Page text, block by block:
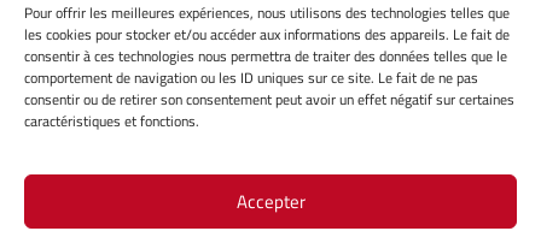
Pour offrir les meilleures expériences, nous utilisons des technologies telles que
les cookies pour stocker et/ou accéder aux informations des appareils. Le fait de
consentir à ces technologies nous permettra de traiter des données telles que le
comportement de navigation ou les ID uniques sur ce site. Le fait de ne pas
consentir ou de retirer son consentement peut avoir un effet négatif sur certaines
caractéristiques et fonctions.
Accepter
INFORMATIONS LÉGALES
Mentions légales
Gérer mes cookies
Politique de cookies
Avertissement